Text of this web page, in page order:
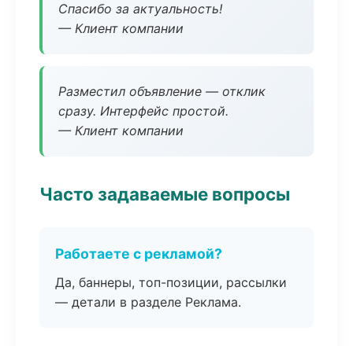
Спасибо за актуальность!
— Клиент компании
Разместил объявление — отклик
сразу. Интерфейс простой.
— Клиент компании
Часто задаваемые вопросы
Работаете с рекламой?
Да, баннеры, топ-позиции, рассылки
— детали в разделе Реклама.